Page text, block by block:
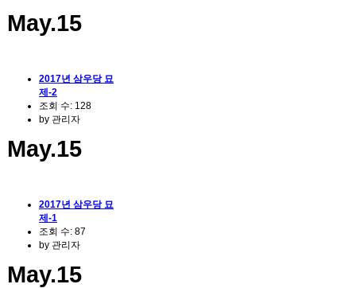
May.15
2017년 삼우당 묘
제-2
조회 수: 128
by 관리자
May.15
2017년 삼우당 묘
제-1
조회 수: 87
by 관리자
May.15